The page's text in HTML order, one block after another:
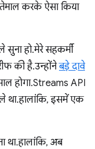
करके ऐसा किया
हो. मेरे सहकर्मी
की है. उन्होंनेबड़े दावे
होगा. Streams API
था. हालांकि, इसमें एक
था. हालांकि, अब